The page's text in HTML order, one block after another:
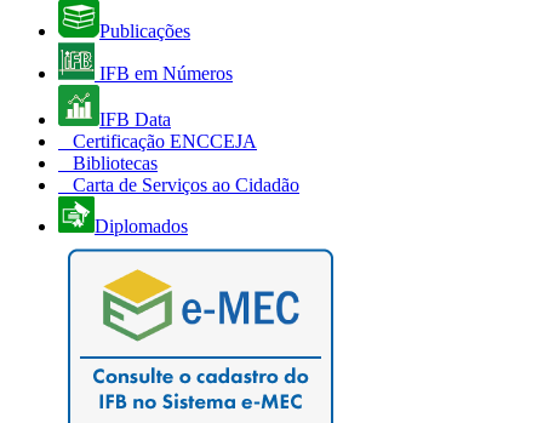
Publicações
IFB em Números
IFB Data
Certificação ENCCEJA
Bibliotecas
Carta de Serviços ao Cidadão
Diplomados